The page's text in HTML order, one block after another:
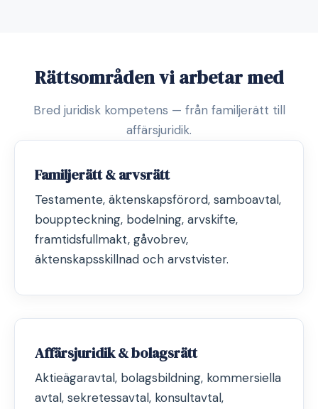
Rättsområden vi arbetar med
Bred juridisk kompetens — från familjerätt till
affärsjuridik.
Familjerätt & arvsrätt
Testamente, äktenskapsförord, samboavtal,
bouppteckning, bodelning, arvskifte,
framtidsfullmakt, gåvobrev,
äktenskapsskillnad och arvstvister.
Affärsjuridik & bolagsrätt
Aktieägaravtal, bolagsbildning, kommersiella
avtal, sekretessavtal, konsultavtal,